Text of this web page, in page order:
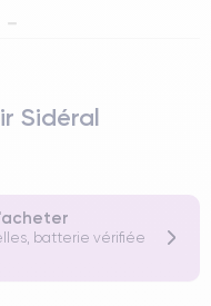
Sidéral
batterie vérifiée